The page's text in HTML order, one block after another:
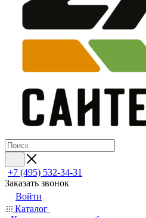
+7 (495) 532‑34‑31
Заказать звонок
Войти
Каталог